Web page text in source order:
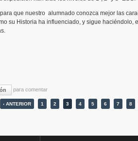
que nuestro alumnado conozca mejor las
su Historia ha influenciado, y sigue haciéndolo,
Interdisciplinar 3º ESO: Exposición Sobre Olvera Y
para comentar
‹ ANTERIOR 1 2 3 4 5 6 7 8